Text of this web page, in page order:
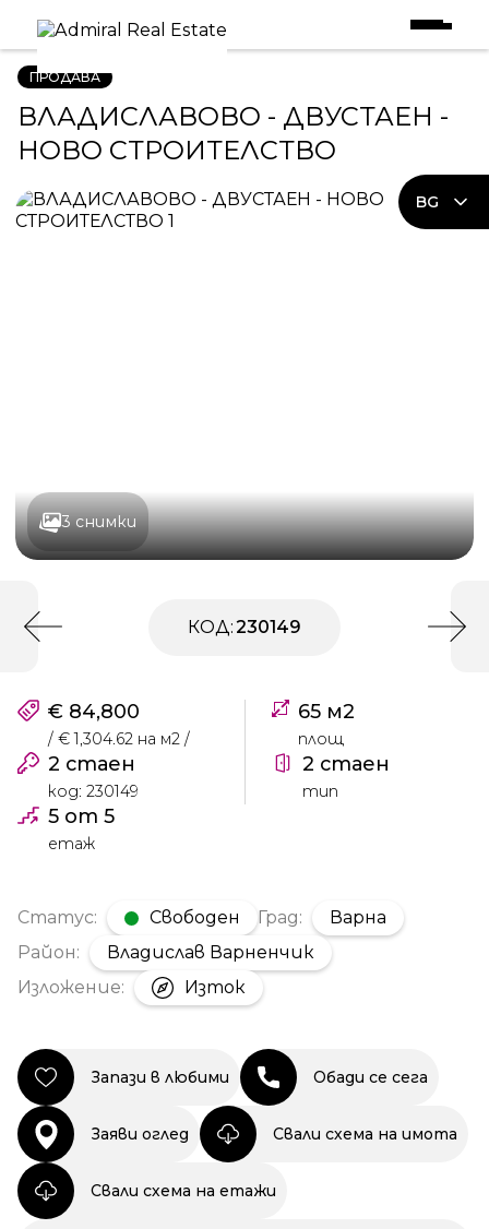
BG
ВЛАДИСЛАВОВО - ДВУСТАЕН - НОВО СТРОИТЕЛСТВО
ПРОДАВА
ВЛАДИСЛАВОВО - ДВУСТАЕН -
НОВО СТРОИТЕЛСТВО
3 снимки
КОД:230149
€ 84,800
/ € 1,304.62 на м2 /
65 м2
площ
2 стаен
код: 230149
2 стаен
тип
5 от 5
етаж
Статус: Свободен Град:
Варна
Район:
Владислав Варненчик
Изложение:
Изток
Запази в любими Обади се сега
Заяви оглед Свали схема на имота
Свали схема на етажи